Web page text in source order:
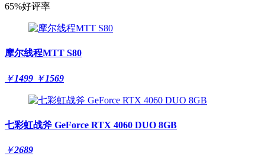
65%好评率
摩尔线程MTT S80
￥1499 ￥1569
七彩虹战斧 GeForce RTX 4060 DUO 8GB
￥2689